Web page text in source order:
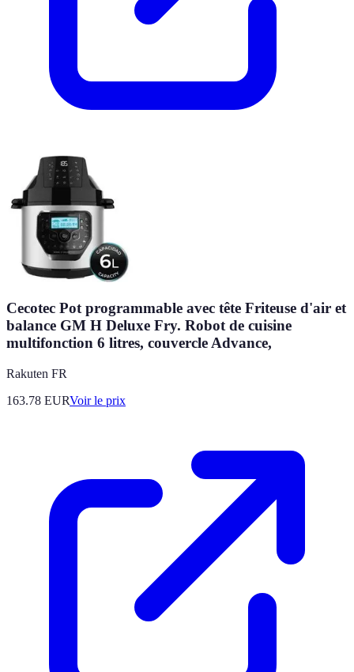
Cecotec Pot programmable avec tête Friteuse d'air et
balance GM H Deluxe Fry. Robot de cuisine
multifonction 6 litres, couvercle Advance,
Rakuten FR
163.78 EURVoir le prix